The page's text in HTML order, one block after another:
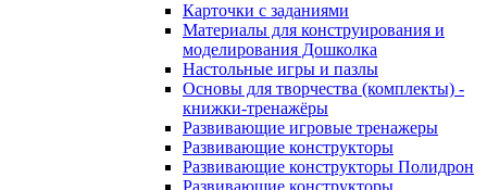
Карточки с заданиями
Материалы для конструирования и
моделирования Дошколка
Настольные игры и пазлы
Основы для творчества (комплекты) -
книжки-тренажёры
Развивающие игровые тренажеры
Развивающие конструкторы
Развивающие конструкторы Полидрон